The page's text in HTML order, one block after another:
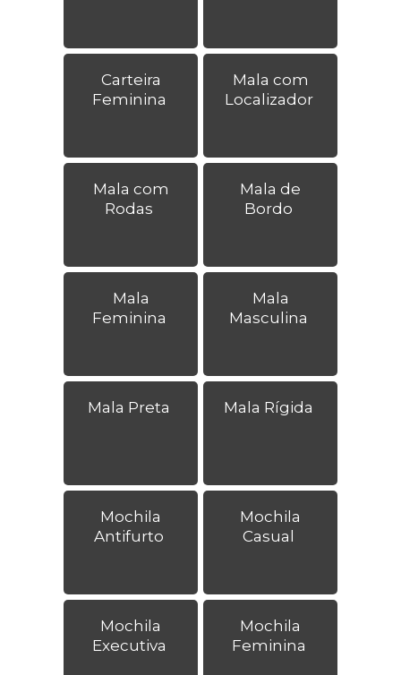
Carteira
Feminina
Mala com
Localizador
Mala com
Rodas
Mala de
Bordo
Mala
Feminina
Mala
Masculina
Mala Preta Mala Rígida
Mochila
Antifurto
Mochila
Casual
Mochila
Executiva
Mochila
Feminina